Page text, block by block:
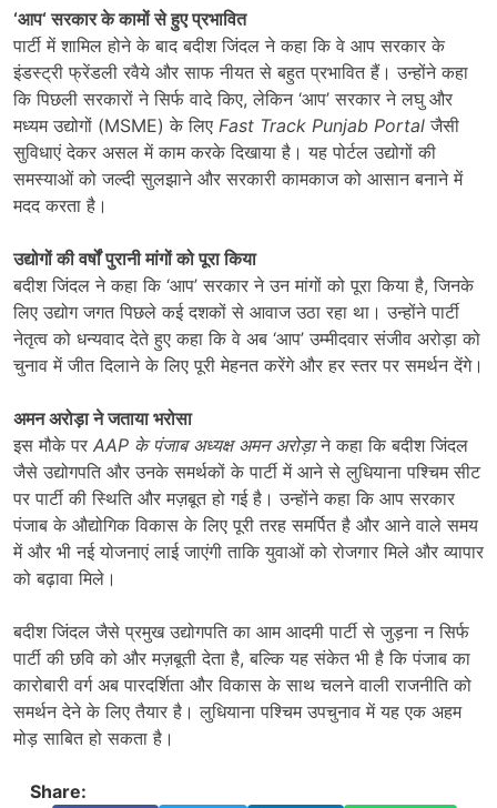
‘आप‘सरकार के कामों से हुए प्रभावित
पार्टी में शामिल होने के बाद बदीश जिंदल ने कहा कि वे आप सरकार के
इंडस्ट्री फ्रेंडली रवैये और साफ नीयत से बहुत प्रभावित हैं। उन्होंने कहा
कि पिछली सरकारों ने सिर्फ वादे किए, लेकिन ‘आप’ सरकार ने लघु और
मध्यम उद्योगों (MSME) के लिए Fast Track Punjab Portal जैसी
सुविधाएं देकर असल में काम करके दिखाया है। यह पोर्टल उद्योगों की
समस्याओं को जल्दी सुलझाने और सरकारी कामकाज को आसान बनाने में
मदद करता है।
उद्योगों की वर्षों पुरानी मांगों को पूरा किया
बदीश जिंदल ने कहा कि ‘आप’ सरकार ने उन मांगों को पूरा किया है, जिनके
लिए उद्योग जगत पिछले कई दशकों से आवाज उठा रहा था। उन्होंने पार्टी
नेतृत्व को धन्यवाद देते हुए कहा कि वे अब ‘आप’ उम्मीदवार संजीव अरोड़ा को
चुनाव में जीत दिलाने के लिए पूरी मेहनत करेंगे और हर स्तर पर समर्थन देंगे।
अमन अरोड़ा ने जताया भरोसा
इस मौके पर AAP के पंजाब अध्यक्ष अमन अरोड़ाने कहा कि बदीश जिंदल
जैसे उद्योगपति और उनके समर्थकों के पार्टी में आने से लुधियाना पश्चिम सीट
पर पार्टी की स्थिति और मज़बूत हो गई है। उन्होंने कहा कि आप सरकार
पंजाब के औद्योगिक विकास के लिए पूरी तरह समर्पित है और आने वाले समय
में और भी नई योजनाएं लाई जाएंगी ताकि युवाओं को रोजगार मिले और व्यापार
को बढ़ावा मिले।
बदीश जिंदल जैसे प्रमुख उद्योगपति का आम आदमी पार्टी से जुड़ना न सिर्फ
पार्टी की छवि को और मज़बूती देता है, बल्कि यह संकेत भी है कि पंजाब का
कारोबारी वर्ग अब पारदर्शिता और विकास के साथ चलने वाली राजनीति को
समर्थन देने के लिए तैयार है। लुधियाना पश्चिम उपचुनाव में यह एक अहम
मोड़ साबित हो सकता है।
Share: